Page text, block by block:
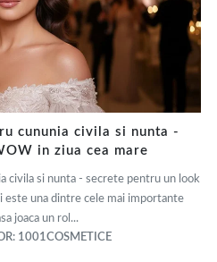
cununia civila si nunta -
in ziua cea mare
civila si nunta - secrete pentru un look
este una dintre cele mai importante
joaca un rol...
1001COSMETICE